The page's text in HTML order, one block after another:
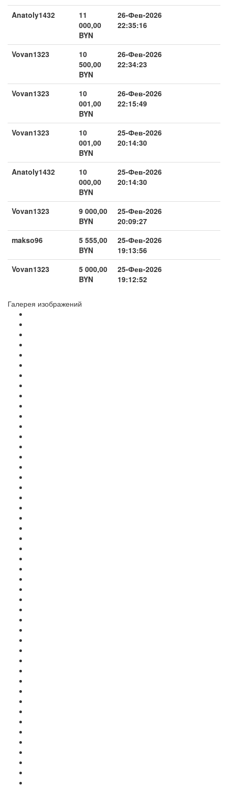
Anatoly1432
11
000,00
BYN
26-Фев-2026
22:35:16
Vovan1323
10
500,00
BYN
26-Фев-2026
22:34:23
Vovan1323
10
001,00
BYN
26-Фев-2026
22:15:49
Vovan1323
10
001,00
BYN
25-Фев-2026
20:14:30
Anatoly1432
10
000,00
BYN
25-Фев-2026
20:14:30
Vovan1323
9 000,00
BYN
25-Фев-2026
20:09:27
makso96
5 555,00
BYN
25-Фев-2026
19:13:56
Vovan1323
5 000,00
BYN
25-Фев-2026
19:12:52
Галерея изображений